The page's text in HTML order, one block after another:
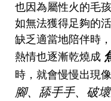
也因為屬性火的毛
如無法獲得足夠的
缺乏適當地陪伴時
熱情也逐漸乾燒成
時，就會慢慢出現像
腳、舔手手、破